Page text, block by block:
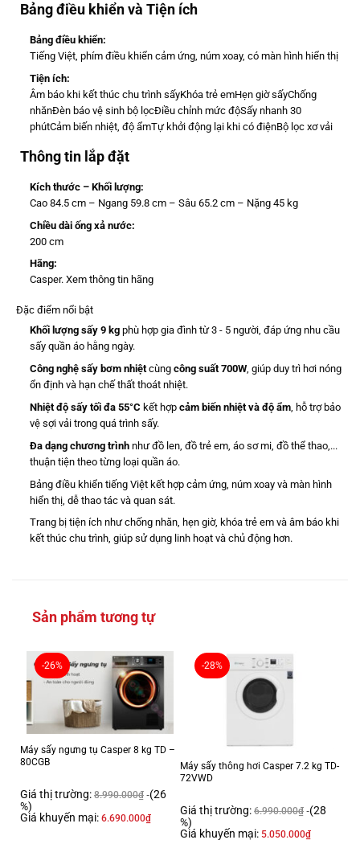
Bảng điều khiển và Tiện ích
Bảng điều khiển:
Tiếng Việt, phím điều khiển cảm ứng, núm xoay, có màn hình hiển thị
Tiện ích:
Âm báo khi kết thúc chu trình sấyKhóa trẻ emHẹn giờ sấyChống
nhănĐèn báo vệ sinh bộ lọcĐiều chỉnh mức độSấy nhanh 30
phútCảm biến nhiệt, độ ẩmTự khởi động lại khi có điệnBộ lọc xơ vải
Thông tin lắp đặt
Kích thước – Khối lượng:
Cao 84.5 cm – Ngang 59.8 cm – Sâu 65.2 cm – Nặng 45 kg
Chiều dài ống xả nước:
200 cm
Hãng:
Casper. Xem thông tin hãng
Đặc điểm nổi bật
Khối lượng sấy 9 kgphù hợp gia đình từ 3 - 5 người, đáp ứng nhu cầu
sấy quần áo hằng ngày.
Công nghệ sấy bơm nhiệtcùng công suất 700W, giúp duy trì hơi nóng
ổn định và hạn chế thất thoát nhiệt.
Nhiệt độ sấy tối đa 55°C kết hợp cảm biến nhiệt và độ ẩm, hỗ trợ bảo
vệ sợi vải trong quá trình sấy.
Đa dạng chương trìnhnhư đồ len, đồ trẻ em, áo sơ mi, đồ thể thao,...
thuận tiện theo từng loại quần áo.
Bảng điều khiển tiếng Việt kết hợp cảm ứng, núm xoay và màn hình
hiển thị, dễ thao tác và quan sát.
Trang bị tiện ích như chống nhăn, hẹn giờ, khóa trẻ em và âm báo khi
kết thúc chu trình, giúp sử dụng linh hoạt và chủ động hơn.
Sản phẩm tương tự
-26%
Máy sấy ngưng tụ Casper 8 kg TD –
80CGB
Giá thị trường: 8.990.000₫ (26
%)
Giá khuyến mại: 6.690.000₫
-28%
Máy sấy thông hơi Casper 7.2 kg TD-
72VWD
Giá thị trường: 6.990.000₫ (28
%)
Giá khuyến mại: 5.050.000₫